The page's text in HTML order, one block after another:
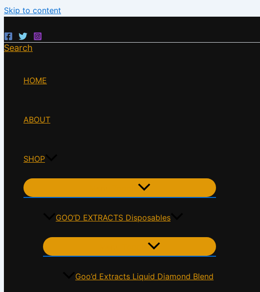
Skip to content
Search
HOME
ABOUT
SHOP
GOO’D EXTRACTS Disposables
Goo’d Extracts Liquid Diamond Blend